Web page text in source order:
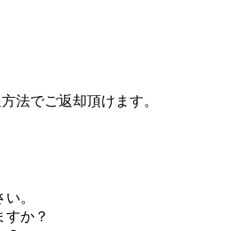
法でご返却頂けます。
。
すか？